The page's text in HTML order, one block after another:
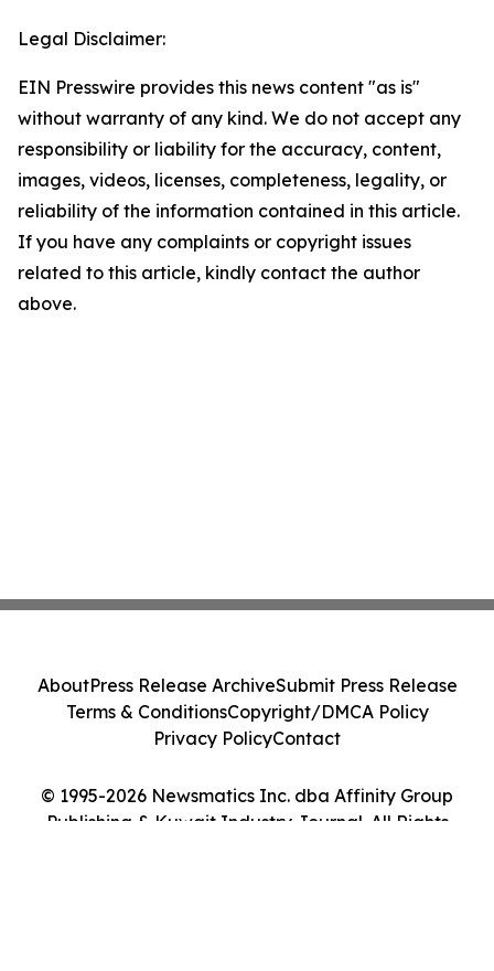
Legal Disclaimer:
EIN Presswire provides this news content "as is"
without warranty of any kind. We do not accept any
responsibility or liability for the accuracy, content,
images, videos, licenses, completeness, legality, or
reliability of the information contained in this article.
If you have any complaints or copyright issues
related to this article, kindly contact the author
above.
© 1995-2026 Newsmatics Inc. dba Affinity Group
Publishing & Kuwait Industry Journal. All Rights
AboutPress Release ArchiveSubmit Press Release
Terms & ConditionsCopyright/DMCA Policy
Privacy PolicyContact